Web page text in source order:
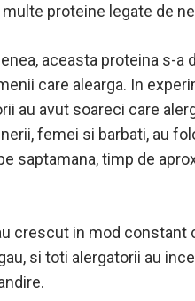
proteine legate de
aceasta proteina s-a
care alearga. In
au avut soareci care
femei si barbati, au
saptamana, timp de
crescut in mod constant
si toti alergatorii au